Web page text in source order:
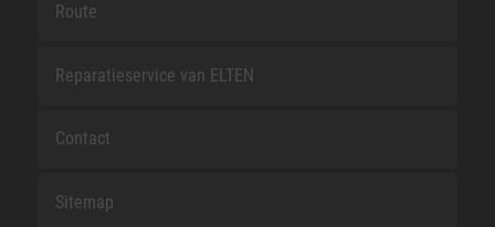
Route
Reparatieservice van ELTEN
Contact
Sitemap